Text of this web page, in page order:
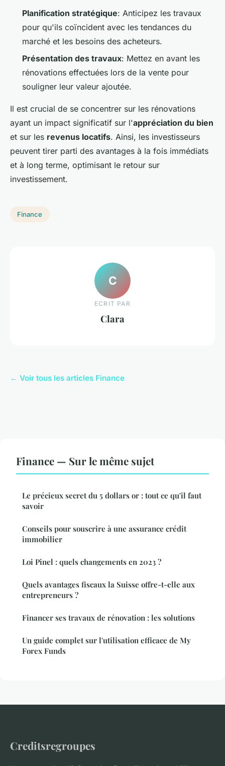
Planification stratégique: Anticipez les travaux
pour qu'ils coïncident avec les tendances du
marché et les besoins des acheteurs.
Présentation des travaux: Mettez en avant les
rénovations effectuées lors de la vente pour
souligner leur valeur ajoutée.
Il est crucial de se concentrer sur les rénovations
ayant un impact significatif sur l'appréciation du bien
et sur les revenus locatifs. Ainsi, les investisseurs
peuvent tirer parti des avantages à la fois immédiats
et à long terme, optimisant le retour sur
investissement.
Finance
C
ECRIT PAR
Clara
← Voir tous les articles Finance
Finance — Sur le même sujet
Le précieux secret du 5 dollars or : tout ce qu'il faut
savoir
Conseils pour souscrire à une assurance crédit
immobilier
Loi Pinel : quels changements en 2023 ?
Quels avantages fiscaux la Suisse offre-t-elle aux
entrepreneurs ?
Financer ses travaux de rénovation : les solutions
Un guide complet sur l'utilisation efficace de My
Forex Funds
Creditsregroupes